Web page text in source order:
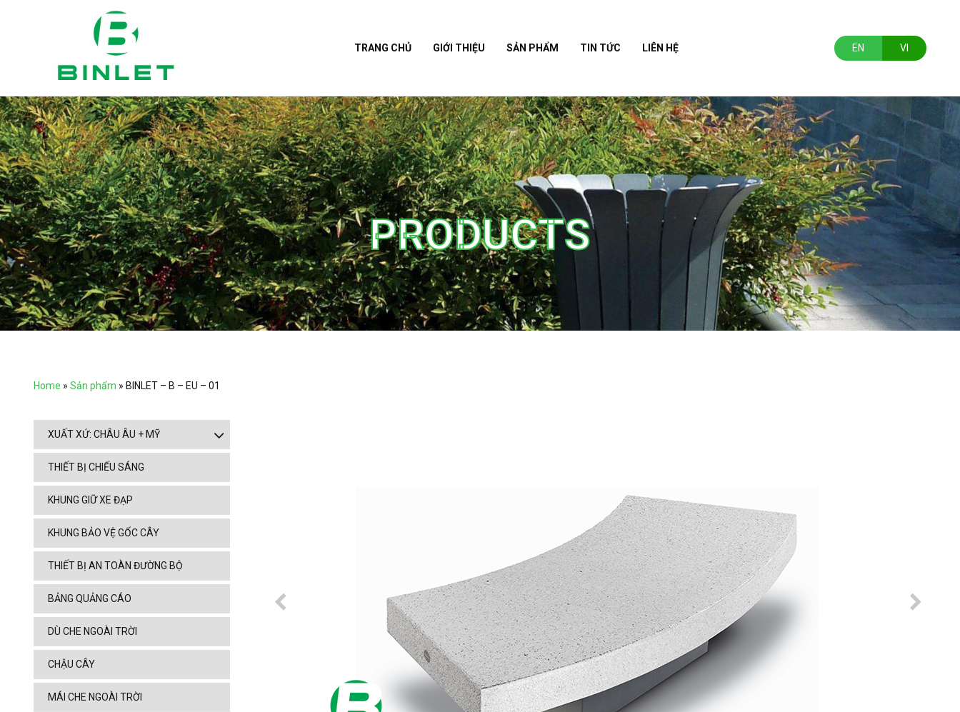
TRANG CHỦ GIỚI THIỆU SẢN PHẨM TIN TỨC LIÊN HỆ EN VI
PRODUCTS
Home » Sản phẩm » BINLET – B – EU – 01
XUẤT XỨ: CHÂU ÂU + MỸ
THIẾT BỊ CHIẾU SÁNG
KHUNG GIỮ XE ĐẠP
KHUNG BẢO VỆ GỐC CÂY
THIẾT BỊ AN TOÀN ĐƯỜNG BỘ
BẢNG QUẢNG CÁO
DÙ CHE NGOÀI TRỜI
CHẬU CÂY
MÁI CHE NGOÀI TRỜI